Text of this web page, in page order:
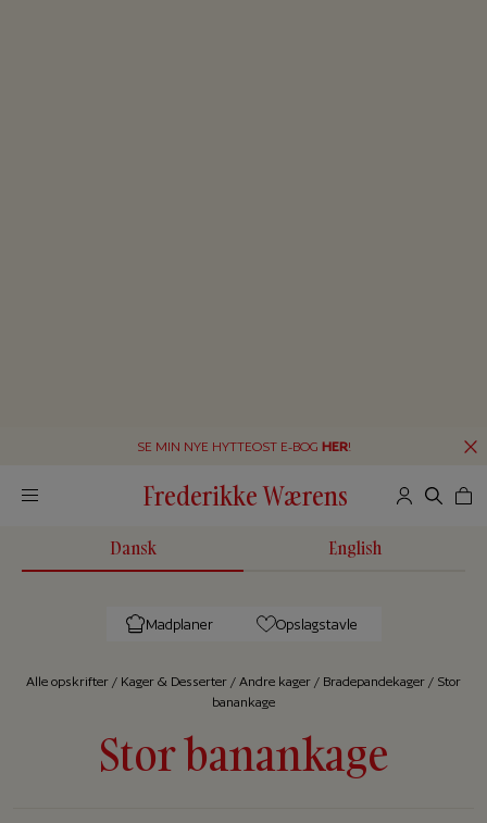
SE MIN NYE HYTTEOST E-BOG HER!
Frederikke Wærens
Dansk English
Madplaner Opslagstavle
Alle op­skrif­ter / Kager & Desserter / Andre kager / Bradepandekager / Stor
banankage
Stor banankage